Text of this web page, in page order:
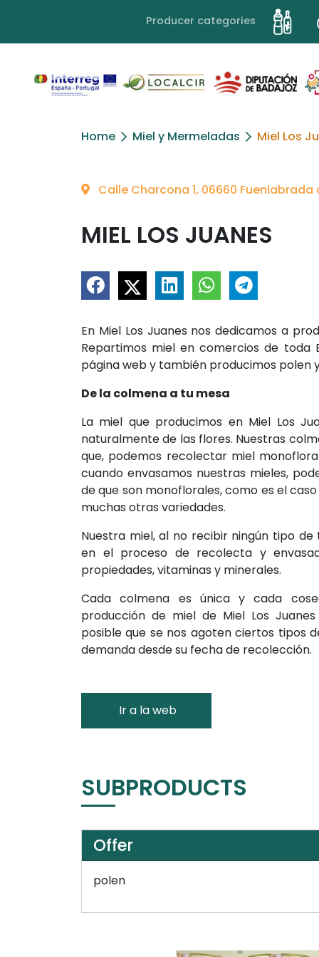
Producer categories
Home Miel y Mermeladas Miel Los
Calle Charcona 1, 06660
MIEL LOS JUANES
En Miel Los Juanes nos dedicamos a
Repartimos miel en comercios de toda
página web y también producimos polen
De la colmena a tu mesa
La miel que producimos en Miel Los
naturalmente de las flores. Nuestras
que, podemos recolectar miel
cuando envasamos nuestras mieles,
de que son monoflorales, como es el
muchas otras variedades.
Nuestra miel, al no recibir ningún tipo
en el proceso de recolecta y
propiedades, vitaminas y minerales.
Cada colmena es única y cada
producción de miel de Miel Los
posible que se nos agoten ciertos tipos
demanda desde su fecha de recolección.
Ir a la web
SUBPRODUCTS
Offer
polen